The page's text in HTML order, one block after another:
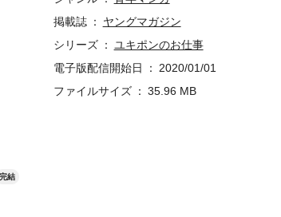
完結
掲載誌
ヤングマガジン
シリーズ
ユキポンのお仕事
電子版配信開始日
2020/01/01
ファイルサイズ
35.96 MB